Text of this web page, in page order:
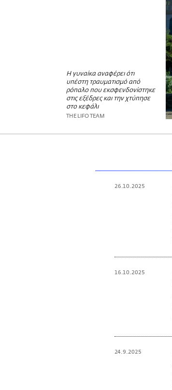
Η γυναίκα αναφέρει ότι
υπέστη τραυματισμό από
ρόπαλο που εκσφενδονίστηκε
στις εξέδρες και την χτύπησε
στο κεφάλι
THE LIFO TEAM
26.10.2025
16.10.2025
24.9.2025